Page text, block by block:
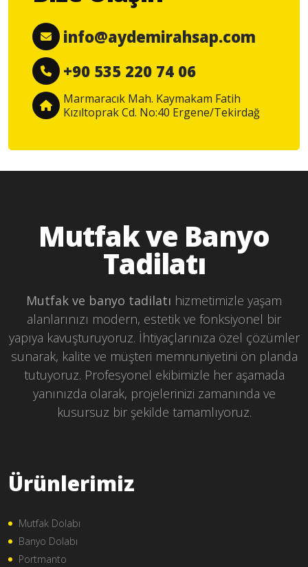
info@aydemirahsap.com
+90 535 220 74 06
Marmaracık Mah. Kaymakam Fatih
Kızıltoprak Cd. No:40 Ergene/Tekirdağ
Mutfak ve Banyo
Tadilatı
Mutfak ve banyo tadilatı hizmetimizle yaşam
alanlarınızı modern, estetik ve fonksiyonel bir
yapıya kavuşturuyoruz. İhtiyaçlarınıza özel çözümler
sunarak, kalite ve müşteri memnuniyetini ön planda
tutuyoruz. Profesyonel ekibimizle her aşamada
yanınızda olarak, projelerinizi zamanında ve
kusursuz bir şekilde tamamlıyoruz.
Ürünlerimiz
Mutfak Dolabı
Banyo Dolabı
Portmanto